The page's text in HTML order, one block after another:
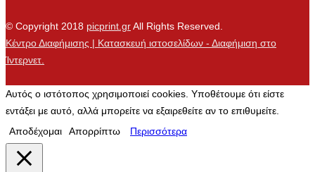
© Copyright 2018 picprint.grAll Rights Reserved.
Κέντρο Διαφήμισης | Κατασκευή ιστοσελίδων - Διαφήμιση στο
Ίντερνετ.
Αυτός ο ιστότοπος χρησιμοποιεί cookies. Υποθέτουμε ότι είστε
εντάξει με αυτό, αλλά μπορείτε να εξαιρεθείτε αν το επιθυμείτε.
Αποδέχομαι
Απορρίπτω Περισσότερα